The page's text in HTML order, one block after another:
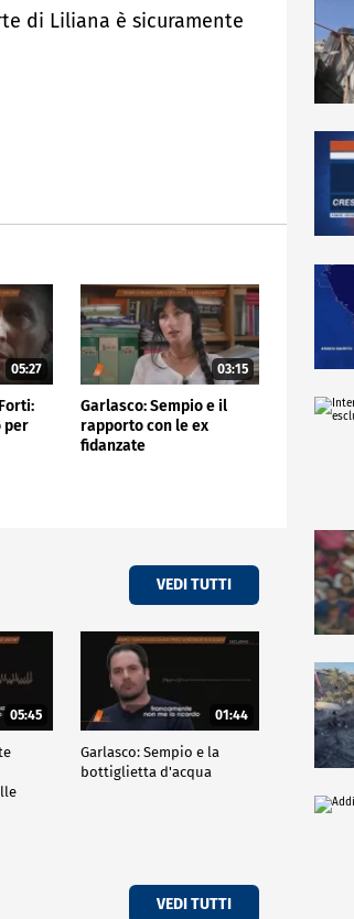
di Liliana è sicuramente
05:27
per
03:15
Garlasco: Sempio e il
rapporto con le ex
fidanzate
VEDI TUTTI
05:45 01:44
Garlasco: Sempio e la
bottiglietta d'acqua
VEDI TUTTI